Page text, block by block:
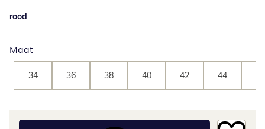
rood
Maat
34 36 38 40 42 44